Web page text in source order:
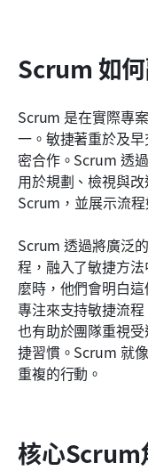
Scrum 如
Scrum 是在實際專
一。敏捷著重於及
密合作。Scrum 透
用於規劃、檢視與
Scrum，並展示流
Scrum 透過將廣泛
程，融入了敏捷方
麼時，他們會明白
專注來支持敏捷流
也有助於團隊重視
捷習慣。Scrum 就
重複的行動。
核心Scrum